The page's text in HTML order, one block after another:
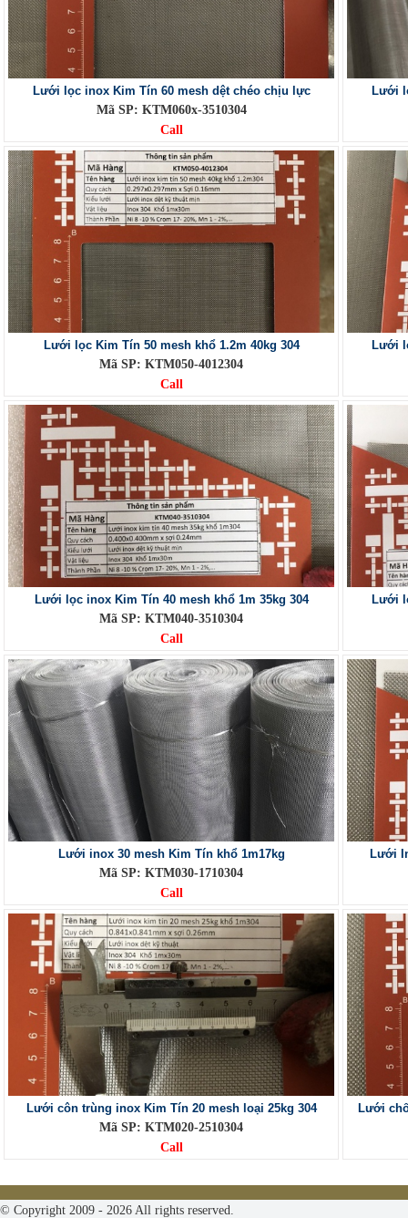
Lưới lọc inox Kim Tín 60 mesh dệt chéo chịu lực
Mã SP: KTM060x-3510304
Call
Lưới
Lưới lọc Kim Tín 50 mesh khổ 1.2m 40kg 304
Mã SP: KTM050-4012304
Call
Lưới
Lưới lọc inox Kim Tín 40 mesh khổ 1m 35kg 304
Mã SP: KTM040-3510304
Call
Lưới
Lưới inox 30 mesh Kim Tín khổ 1m17kg
Mã SP: KTM030-1710304
Call
Lưới
Lưới côn trùng inox Kim Tín 20 mesh loại 25kg 304
Mã SP: KTM020-2510304
Call
Lưới
© Copyright 2009 - 2026 All rights reserved.